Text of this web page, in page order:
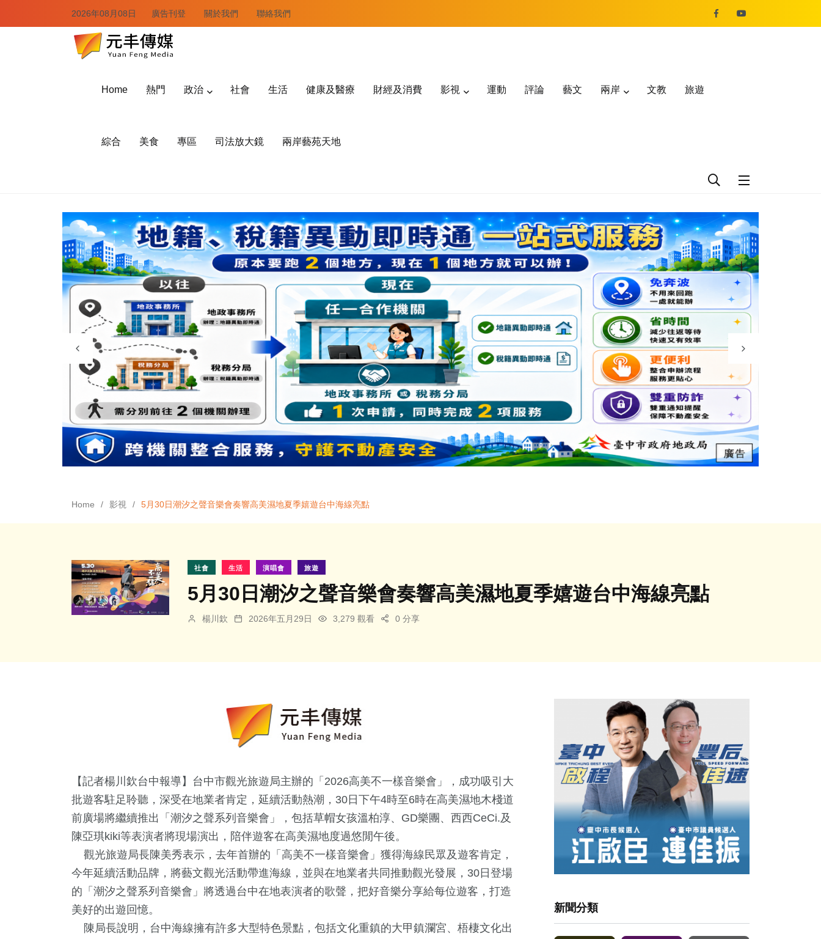
2026年08月08日 廣告刊登 關於我們 聯絡我們
Home 熱門 政治 社會 生活 健康及醫療 財經及消費 影視 運動 評論 藝文 兩岸 文教 旅遊
綜合 美食 專區 司法放大鏡 兩岸藝苑天地
Home 影視 5月30日潮汐之聲音樂會奏響高美濕地夏季嬉遊台中海線亮點
社會 生活 演唱會 旅遊
5月30日潮汐之聲音樂會奏響高美濕地夏季嬉遊台中海線亮點
楊川欽 2026年五月29日 3,279 觀看 0 分享
【記者楊川欽台中報導】台中市觀光旅遊局主辦的「2026高美不一樣音樂會」，成功吸引大
批遊客駐足聆聽，深受在地業者肯定，延續活動熱潮，30日下午4時至6時在高美濕地木棧道
前廣場將繼續推出「潮汐之聲系列音樂會」，包括草帽女孩溫柏淳、GD樂團、西西CeCi.及
陳亞琪kiki等表演者將現場演出，陪伴遊客在高美濕地度過悠閒午後。
觀光旅遊局長陳美秀表示，去年首辦的「高美不一樣音樂會」獲得海線民眾及遊客肯定，
今年延續活動品牌，將藝文觀光活動帶進海線，並與在地業者共同推動觀光發展，30日登場
的「潮汐之聲系列音樂會」將透過台中在地表演者的歌聲，把好音樂分享給每位遊客，打造
美好的出遊回憶。
陳局長說明，台中海線擁有許多大型特色景點，包括文化重鎮的大甲鎮瀾宮、梧棲文化出
新聞分類